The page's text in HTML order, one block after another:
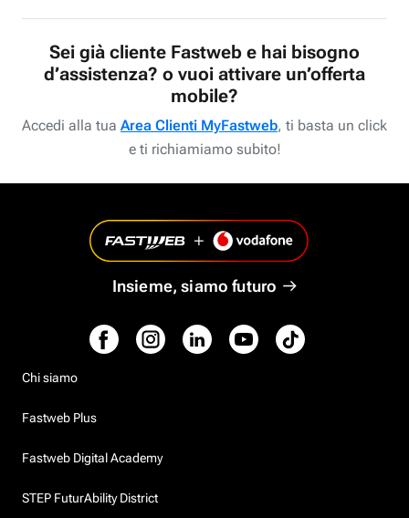
Sei già cliente Fastweb e hai bisogno
d’assistenza? o vuoi attivare un’offerta
mobile?
Accedi alla tua Area Clienti MyFastweb, ti basta un click
e ti richiamiamo subito!
Insieme, siamo futuro
Chi siamo
Fastweb Plus
Fastweb Digital Academy
STEP FuturAbility District